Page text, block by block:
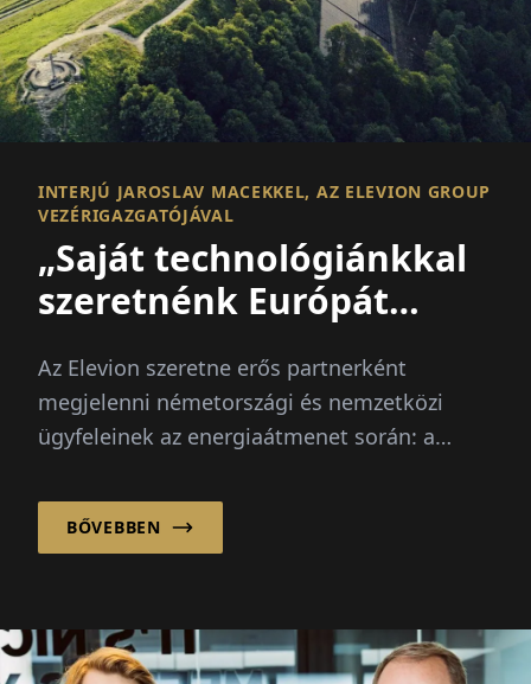
INTERJÚ JAROSLAV MACEKKEL, AZ ELEVION GROUP
VEZÉRIGAZGATÓJÁVAL
„Saját technológiánkkal
szeretnénk Európát
Az Elevion szeretne erős partnerként
megjelenni németországi és nemzetközi
ügyfeleinek az energiaátmenet során: a
BŐVEBBEN